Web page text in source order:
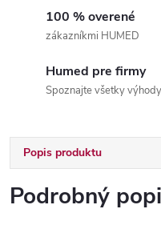
100 % overené
zákazníkmi HUMED
Humed pre firmy
Spoznajte všetky
Popis produktu
Podrobný